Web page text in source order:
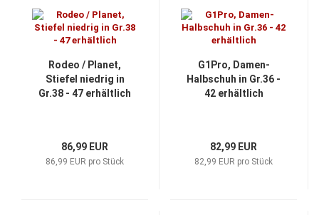
Rodeo / Planet,
Stiefel niedrig in
Gr.38 - 47 erhältlich
86,99 EUR
86,99 EUR pro Stück
G1Pro, Damen-
Halbschuh in Gr.36 -
42 erhältlich
82,99 EUR
82,99 EUR pro Stück